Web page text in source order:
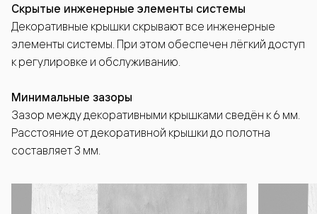
Скрытые инженерные элементы системы
Декоративные крышки скрывают все инженерные
элементы системы. При этом обеспечен лёгкий доступ
к регулировке и обслуживанию.
Минимальные зазоры
Зазор между декоративными крышками сведён к 6 мм.
Расстояние от декоративной крышки до полотна
составляет 3 мм.